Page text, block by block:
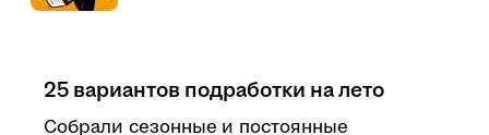
25 вариантов подработки на лето
Собрали сезонные и постоянные